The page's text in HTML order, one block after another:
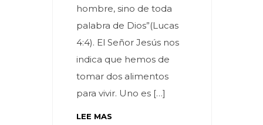
hombre, sino de toda
palabra de Dios”(Lucas
4:4). El Señor Jesús nos
indica que hemos de
tomar dos alimentos
para vivir. Uno es […]
LEE MAS